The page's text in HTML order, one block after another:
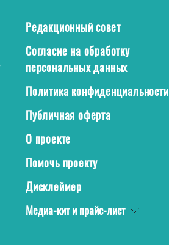
Редакционный совет
Согласие на обработку
персональных данных
Политика конфиденциальности
Публичная оферта
О проекте
Помочь проекту
Дисклеймер
Медиа-кит и прайс-лист